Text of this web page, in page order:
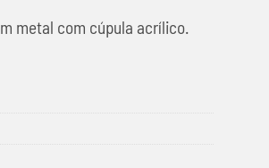
metal com cúpula acrílico.